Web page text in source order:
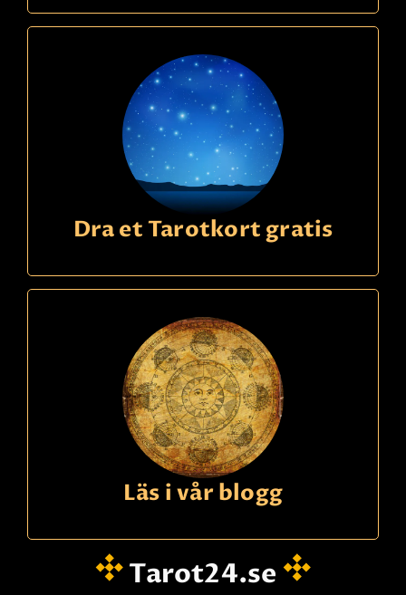
Dra et Tarotkort gratis
Läs i vår blogg
Tarot24.se